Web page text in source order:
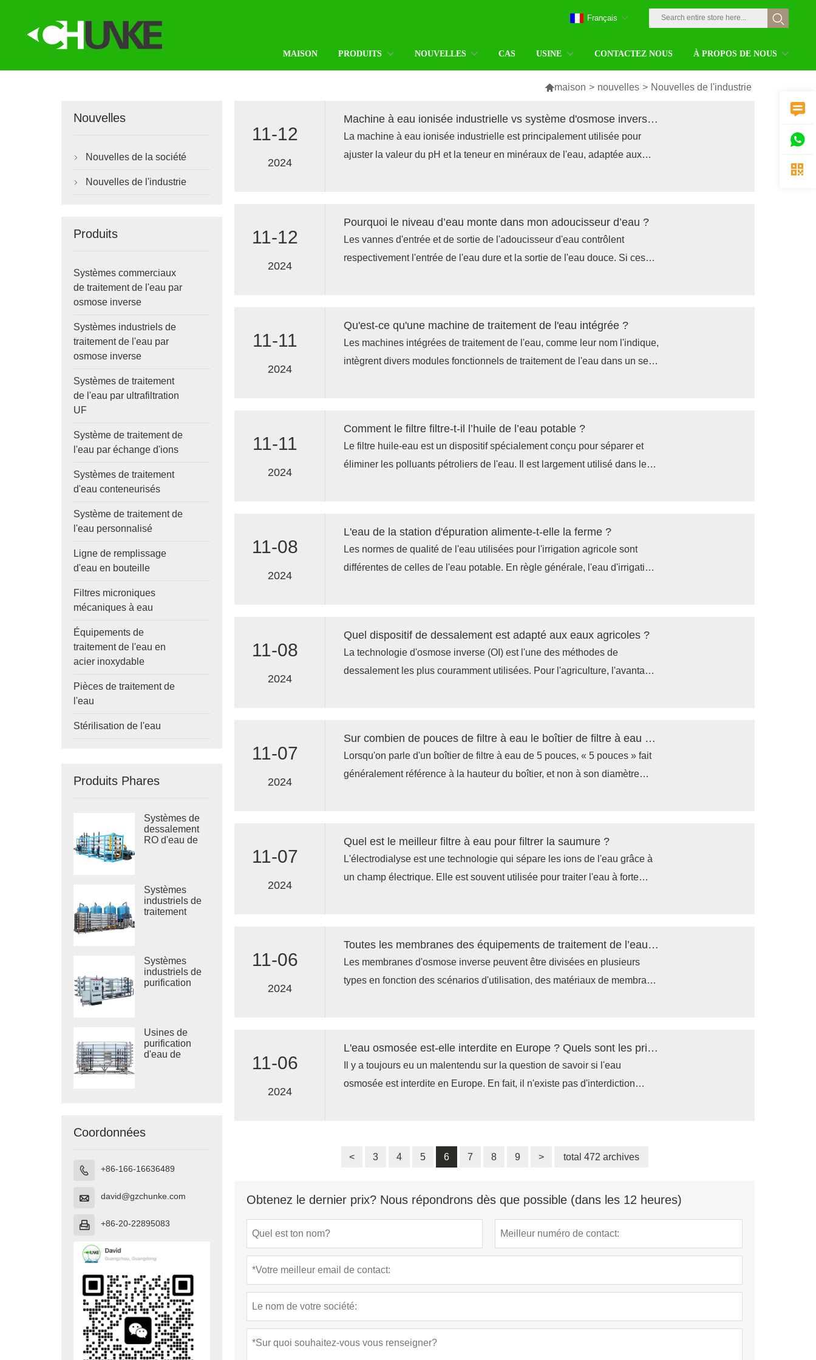
MAISON PRODUITS NOUVELLES CAS USINE CONTACTEZ NOUS À PROPOS DE NOUS
Français
maison > nouvelles > Nouvelles de l'industrie
Nouvelles
 Nouvelles de la société
 Nouvelles de l'industrie
Produits
Systèmes commerciaux
de traitement de l'eau par
osmose inverse
Systèmes industriels de
traitement de l'eau par
osmose inverse
Systèmes de traitement
de l'eau par ultrafiltration
UF
Système de traitement de
l'eau par échange d'ions
Systèmes de traitement
d'eau conteneurisés
Système de traitement de
l'eau personnalisé
Ligne de remplissage
d'eau en bouteille
Filtres microniques
mécaniques à eau
Équipements de
traitement de l'eau en
acier inoxydable
Pièces de traitement de
l'eau
Stérilisation de l'eau
Produits Phares
Systèmes de
dessalement
RO d'eau de
Systèmes
industriels de
traitement
Systèmes
industriels de
purification
Usines de
purification
d'eau de
Coordonnées
 +86-166-16636489
 david@gzchunke.com
 +86-20-22895083
11-12
2024
Machine à eau ionisée industrielle vs système d'osmose inverse, y a-t-il une différence ?
La machine à eau ionisée industrielle est principalement utilisée pour
ajuster la valeur du pH et la teneur en minéraux de l'eau, adaptée aux
but d'obtenir de l'eau pure.
11-12
2024
Pourquoi le niveau d’eau monte dans mon adoucisseur d’eau ?
Les vannes d'entrée et de sortie de l'adoucisseur d'eau contrôlent
respectivement l'entrée de l'eau dure et la sortie de l'eau douce. Si ces
11-11
2024
Qu'est-ce qu'une machine de traitement de l'eau intégrée ?
Les machines intégrées de traitement de l'eau, comme leur nom l'indique,
intègrent divers modules fonctionnels de traitement de l'eau dans un seul
11-11
2024
Comment le filtre filtre-t-il l’huile de l’eau potable ?
Le filtre huile-eau est un dispositif spécialement conçu pour séparer et
éliminer les polluants pétroliers de l'eau. Il est largement utilisé dans le
polluants pétroliers doivent être éliminés de l'eau potable.
11-08
2024
L'eau de la station d'épuration alimente-t-elle la ferme ?
Les normes de qualité de l'eau utilisées pour l'irrigation agricole sont
différentes de celles de l'eau potable. En règle générale, l'eau d'irrigation
11-08
2024
Quel dispositif de dessalement est adapté aux eaux agricoles ?
La technologie d'osmose inverse (OI) est l'une des méthodes de
dessalement les plus couramment utilisées. Pour l'agriculture, l'avantage
11-07
2024
Sur combien de pouces de filtre à eau le boîtier de filtre à eau de 5 pouces est-il utilisé ?
Lorsqu'on parle d'un boîtier de filtre à eau de 5 pouces, « 5 pouces » fait
généralement référence à la hauteur du boîtier, et non à son diamètre
11-07
2024
Quel est le meilleur filtre à eau pour filtrer la saumure ?
L'électrodialyse est une technologie qui sépare les ions de l'eau grâce à
un champ électrique. Elle est souvent utilisée pour traiter l'eau à forte
11-06
2024
Toutes les membranes des équipements de traitement de l’eau par osmose inverse sont-elles identiques ?
Les membranes d'osmose inverse peuvent être divisées en plusieurs
types en fonction des scénarios d'utilisation, des matériaux de membrane
sont pas exactement les mêmes.
11-06
2024
L'eau osmosée est-elle interdite en Europe ? Quels sont les principaux problèmes des systèmes RO ?
Il y a toujours eu un malentendu sur la question de savoir si l'eau
osmosée est interdite en Europe. En fait, il n'existe pas d'interdiction
< 3 4 5 6 7 8 9 > total 472 archives
Obtenez le dernier prix? Nous répondrons dès que possible (dans les 12 heures)


